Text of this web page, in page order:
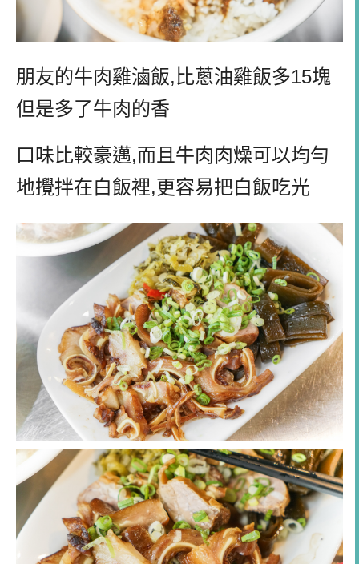
朋友的牛肉雞滷飯,比蔥油雞飯多15塊
但是多了牛肉的香
口味比較豪邁,而且牛肉肉燥可以均勻
地攪拌在白飯裡,更容易把白飯吃光